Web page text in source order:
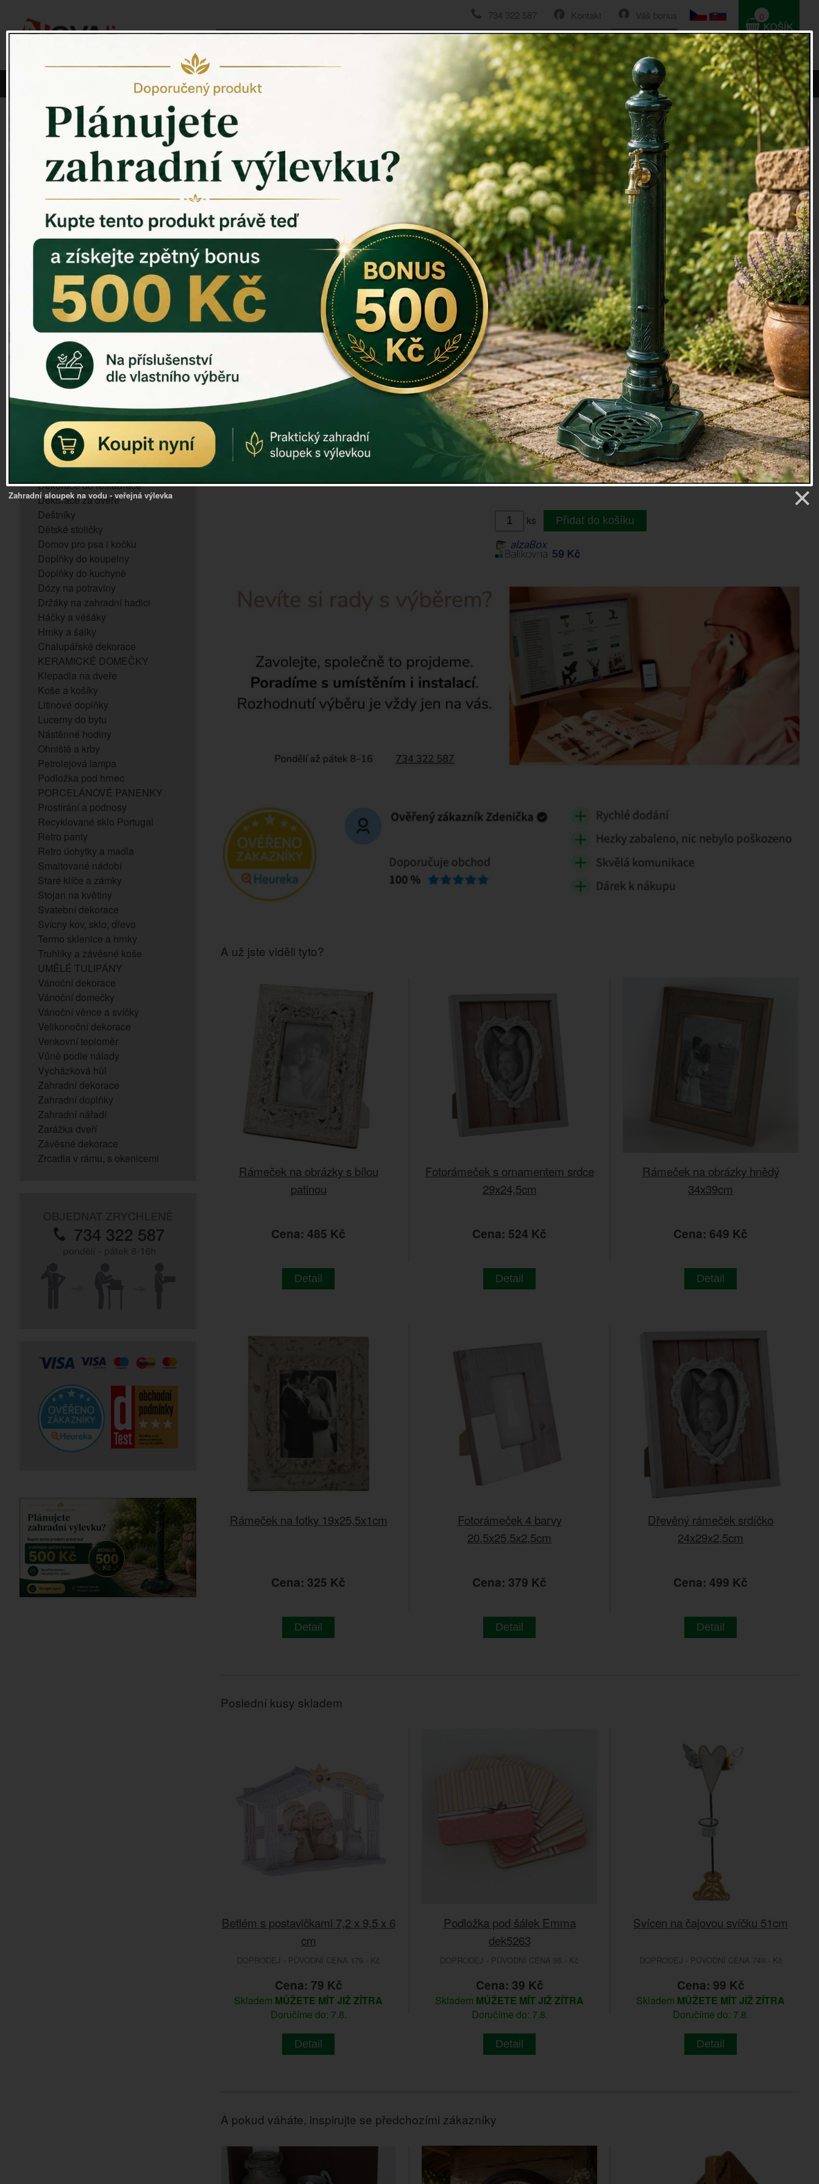
Váš bonus
Kontakt
734 322 587
HLEDAT
0
0 Kč
Vyberte si kategorii: NOVINKY
PÍTKO PRO PTÁKY
ZAHRADNÍ SOCHY
ZAHRADNÍ UMYVADLA
PTAČÍ BUDKY
Litinové škrabáky na boty
DEKORACE NA HROB
RETRO KONZOLE
Domovní čísla - litina
DEKORACE NA ZEĎ
ZVONKOHRA
ZVONY A ZVONKY
PTAČÍ KRMÍTKA
SLUNEČNÍ HODINY
Dózy na brambory a zeleninu
VÝPRODEJ - poslední kusy
Andělé, něžné sošky
Aroma lampy
Buddha soška
BUDKY PRO SÝKORKY
Budky pro vrabce
Bytový textil
Dárky pro muže
Dekorace do bytu
Dekorace do restaurace
Dekorace za dveře
Deštníky
Dětské stoličky
Domov pro psa i kočku
Doplňky do koupelny
Doplňky do kuchyně
Dózy na potraviny
Držáky na zahradní hadici
Háčky a věšáky
Hrnky a šálky
Chalupářské dekorace
KERAMICKÉ DOMEČKY
Klepadla na dveře
Koše a košíky
Litinové doplňky
Lucerny do bytu
Nástěnné hodiny
Ohniště a krby
Petrolejová lampa
Podložka pod hrnec
PORCELÁNOVÉ PANENKY
Prostírání a podnosy
Recyklované sklo Portugal
Retro panty
Retro úchytky a madla
Smaltované nádobí
Staré klíče a zámky
Stojan na květiny
Svatební dekorace
Svícny kov, sklo, dřevo
Termo sklenice a hrnky
Truhlíky a závěsné koše
UMĚLÉ TULIPÁNY
Vánoční dekorace
Vánoční domečky
Vánoční věnce a svíčky
Velikonoční dekorace
Venkovní teploměr
Vůně podle nálady
Vycházková hůl
Zahradní dekorace
Zahradní doplňky
Zahradní nářadí
Zarážka dveří
Závěsné dekorace
Zrcadla v rámu, s okenicemi
Venkovský domov Foto rámeček se srdcem 12,5x19x1cm
Foto rámeček se srdcem 12,5x19x1cm
Foto rámečeks motivem srdce
Hledáte krásné dekorace do bytu, na oslavu nebo dokonce na svatbu?
Pak je tentofoto rámečekse srdcem to "pravé ořechové".
Foto rámečekmůžete použít na fotky, obrázky nebo dokonce na
vzkazy a vytvořit si tak osobitou a originální dekoraci.
Rozměry: 12,5 x 19 x 1 cm
Určeno pro fotografie 7 x 10 cm
Pro zavěšení má ze zadní části dva otvory pro zavěšení, nebo
navázání silonu a zavěšení na jiné místo, než je zeď.
Záruka: 2 roky
Kód:E0639
Další parametry
Cena: 220 Kč
ks Přidat do košíku
A už jste viděli tyto?
Rámeček na obrázky s bílou
patinou
Cena: 485 Kč
Detail
Fotorámeček s ornamentem srdce
29x24,5cm
Cena: 524 Kč
Detail
Rámeček na obrázky hnědý
34x39cm
Cena: 649 Kč
Detail
Rámeček na fotky 19x25,5x1cm
Cena: 325 Kč
Detail
Fotorámeček 4 barvy
20,5x25,5x2,5cm
Cena: 379 Kč
Detail
Dřevěný rámeček srdíčko
24x29x2,5cm
Cena: 499 Kč
Detail
Poslední kusy skladem
Betlém s postavičkami 7,2 x 9,5 x 6
cm
DOPRODEJ - PŮVODNÍ CENA 179.- Kč
Cena: 79 Kč
Skladem MŮŽETE MÍT JIŽ ZÍTRA
Doručíme do: 7.8.
Detail
Podložka pod šálek Emma
dek5263
DOPRODEJ - PŮVODNÍ CENA 95.- Kč
Cena: 39 Kč
Skladem MŮŽETE MÍT JIŽ ZÍTRA
Doručíme do: 7.8.
Detail
Svícen na čajovou svíčku 51cm
DOPRODEJ - PŮVODNÍ CENA 749.- Kč
Cena: 99 Kč
Skladem MŮŽETE MÍT JIŽ ZÍTRA
Doručíme do: 7.8.
Detail
A pokud váháte, inspirujte se předchozími zákazníky
Zahradní sloupek na vodu - veřejná výlevka